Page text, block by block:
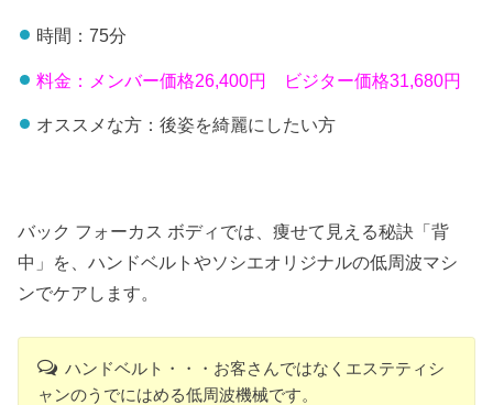
時間：75分
料金：メンバー価格26,400円 ビジター価格31,680円
オススメな方：後姿を綺麗にしたい方
バック フォーカス ボディでは、痩せて見える秘訣「背
中」を、ハンドベルトやソシエオリジナルの低周波マシ
ンでケアします。
ハンドベルト・・・お客さんではなくエステティシ
ャンのうでにはめる低周波機械です。